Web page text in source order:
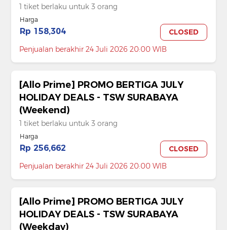
1 tiket berlaku untuk 3 orang
Harga
Rp 158,304
CLOSED
Penjualan berakhir 24 Juli 2026 20:00 WIB
[Allo Prime] PROMO BERTIGA JULY
HOLIDAY DEALS - TSW SURABAYA
(Weekend)
1 tiket berlaku untuk 3 orang
Harga
Rp 256,662
CLOSED
Penjualan berakhir 24 Juli 2026 20:00 WIB
[Allo Prime] PROMO BERTIGA JULY
HOLIDAY DEALS - TSW SURABAYA
(Weekday)